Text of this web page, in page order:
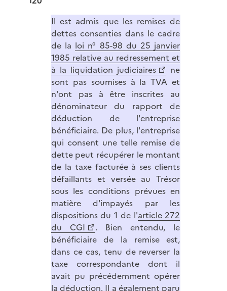
Il est admis que les remises de
dettes consenties dans le cadre
de la loi n° 85-98 du 25 janvier
1985 relative au redressement et
à la liquidation judiciaires
ne
sont pas soumises à la TVA et
n'ont pas à être inscrites au
dénominateur du rapport de
déduction de l'entreprise
bénéficiaire. De plus, l'entreprise
qui consent une telle remise de
dette peut récupérer le montant
de la taxe facturée à ses clients
défaillants et versée au Trésor
sous les conditions prévues en
matière d'impayés par les
dispositions du 1 de l'article 272
du CGI
. Bien entendu, le
bénéficiaire de la remise est,
dans ce cas, tenu de reverser la
taxe correspondante dont il
avait pu précédemment opérer
la déduction. Il a également paru